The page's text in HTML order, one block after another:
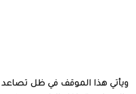
ويأتي هذا الموقف في ظل تصاعد